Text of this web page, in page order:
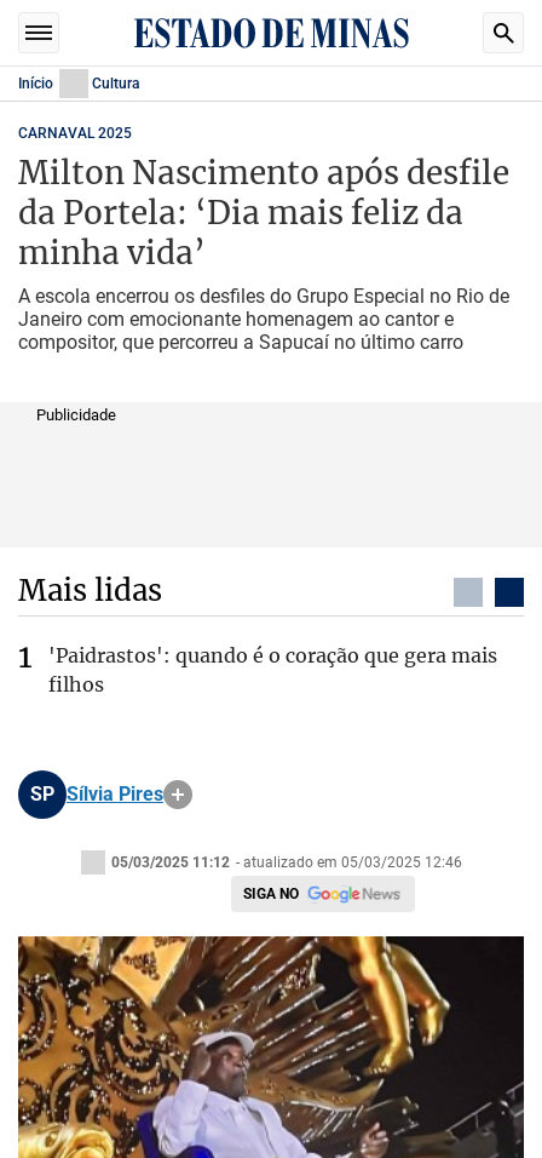
Início Cultura
CARNAVAL 2025
Milton Nascimento após desfile
da Portela: ‘Dia mais feliz da
minha vida’
A escola encerrou os desfiles do Grupo Especial no Rio de
Janeiro com emocionante homenagem ao cantor e
compositor, que percorreu a Sapucaí no último carro
Publicidade
Mais lidas
'Paidrastos': quando é o coração que gera mais
filhos
SP Sílvia Pires
05/03/2025 11:12 - atualizado em 05/03/2025 12:46
SIGA NO